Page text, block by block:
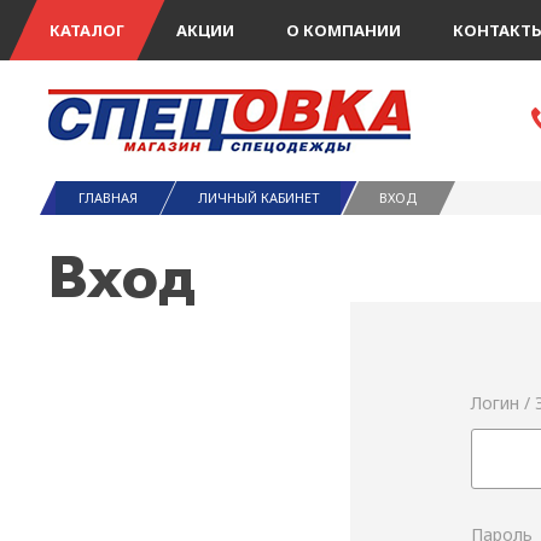
КАТАЛОГ АКЦИИ О КОМПАНИИ
ГЛАВНАЯ ЛИЧНЫЙ КАБИНЕТ ВХОД
Вход
Логин /
Пароль